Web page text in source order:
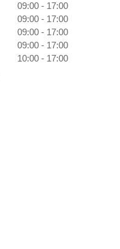
09:00 - 17:00
09:00 - 17:00
09:00 - 17:00
09:00 - 17:00
10:00 - 17:00